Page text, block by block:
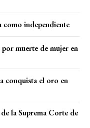
como independiente
muerte de mujer en
conquista el oro en
la Suprema Corte de